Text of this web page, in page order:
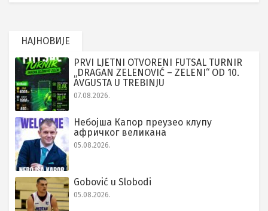
НАЈНОВИЈЕ
PRVI LJETNI OTVORENI FUTSAL TURNIR
„DRAGAN ZELENOVIĆ – ZELENI“ OD 10.
AVGUSTA U TREBINJU
07.08.2026.
Небојша Капор преузео клупу
афричког великана
05.08.2026.
Gobović u Slobodi
05.08.2026.